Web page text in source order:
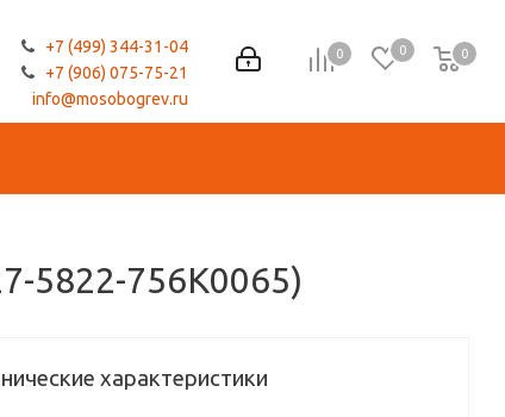
0 0 0
0
+7 (499) 344-31-04
+7 (906) 075-75-21
info@mosobogrev.ru
5822-756K0065)
характеристики